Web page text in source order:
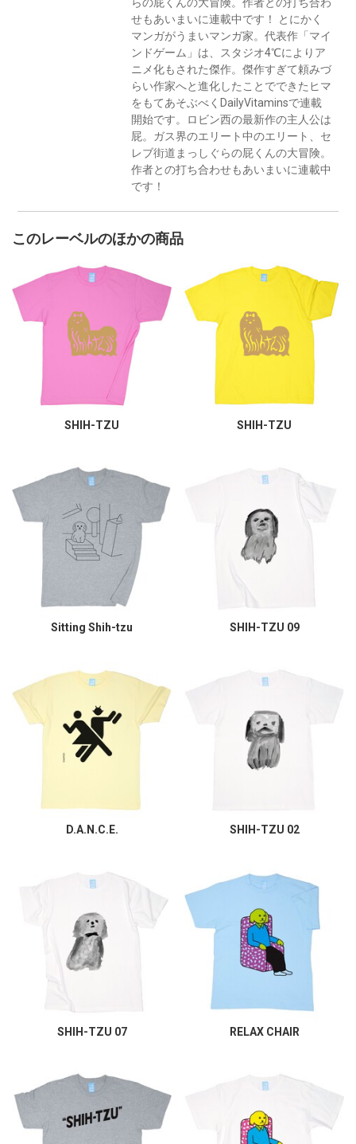
せもあいまいに連載中です！ とにかく
マンガがうまいマンガ家。代表作「マイ
ンドゲーム」は、スタジオ4℃によりア
ニメ化もされた傑作。傑作すぎて頼みづ
らい作家へと進化したことでできたヒマ
をもてあそぶべくDailyVitaminsで連載
開始です。ロビン西の最新作の主人公は
屁。ガス界のエリート中のエリート、セ
レブ街道まっしぐらの屁くんの大冒険。
作者との打ち合わせもあいまいに連載中
です！
このレーベルのほかの商品
SHIH-TZU SHIH-TZU
Sitting Shih-tzu SHIH-TZU 09
D.A.N.C.E. SHIH-TZU 02
SHIH-TZU 07 RELAX CHAIR